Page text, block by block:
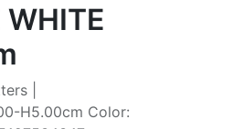
|
H5.00cm Color: